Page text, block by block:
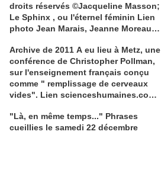
droits réservés ©Jacqueline Masson;
Le Sphinx , ou l'éternel féminin Lien
photo Jean Marais, Jeanne Moreau
Archive de 2011 A eu lieu à Metz, une
conférence de Christopher Pollman,
sur l'enseignement français conçu
comme " remplissage de cerveaux
vides". Lien scienceshumaines.com,
Léotard, ''Le dressage des élites...''
"Là, en même temps..." Phrases
cueillies le samedi 22 décembre